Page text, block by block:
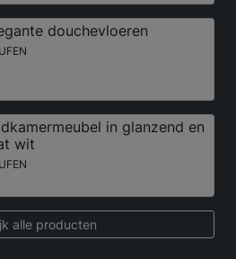
douchevloeren
in glanzend en
wit
alle producten